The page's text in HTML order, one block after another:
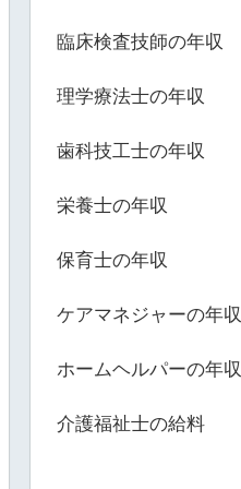
臨床検査技師の年収
理学療法士の年収
歯科技工士の年収
栄養士の年収
保育士の年収
ケアマネジャーの年収
ホームヘルパーの年収
介護福祉士の給料